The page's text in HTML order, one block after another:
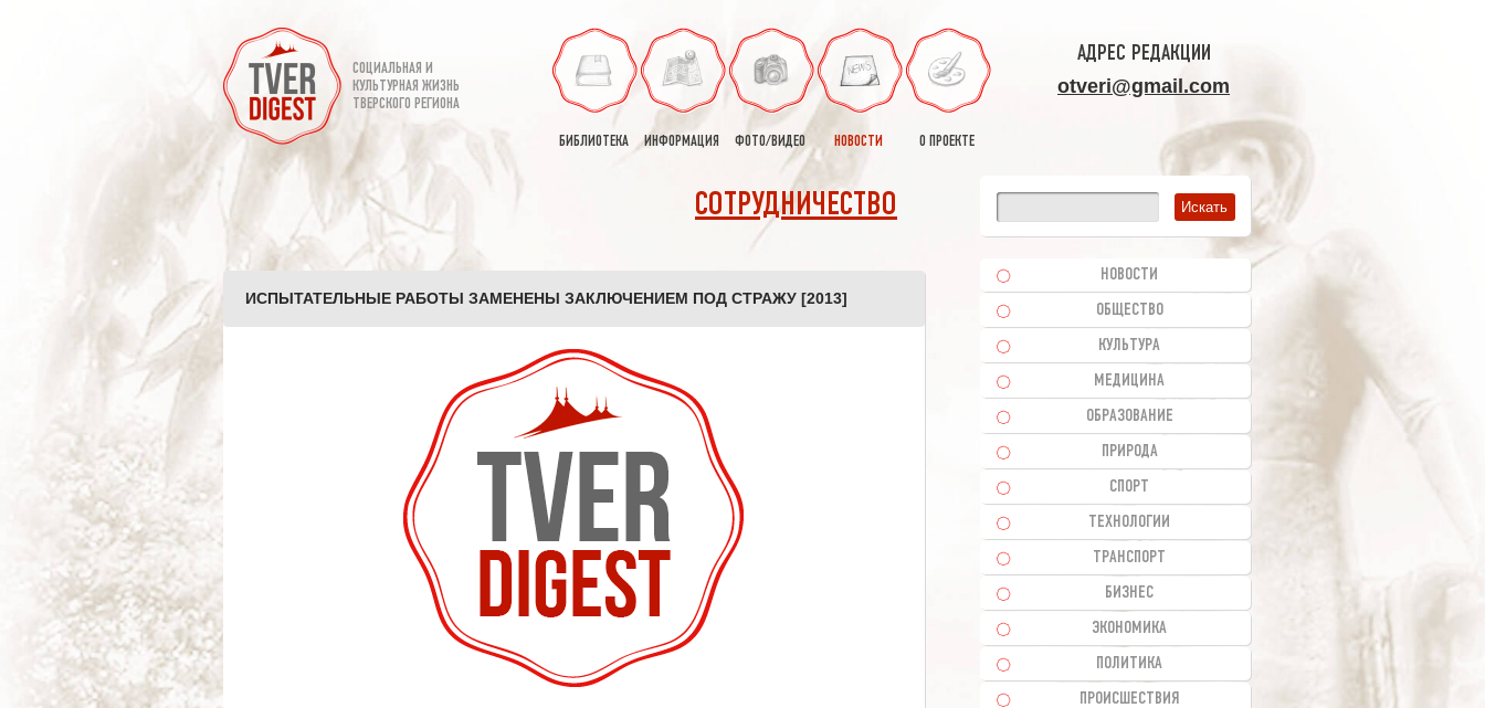
СОЦИАЛЬНАЯ И
КУЛЬТУРНАЯ ЖИЗНЬ
ТВЕРСКОГО РЕГИОНА
БИБЛИОТЕКА ИНФОРМАЦИЯ ФОТО/ВИДЕО НОВОСТИ О ПРОЕКТЕ
АДРЕС РЕДАКЦИИ
otveri@gmail.com
СОТРУДНИЧЕСТВО
ИСПЫТАТЕЛЬНЫЕ РАБОТЫ ЗАМЕНЕНЫ ЗАКЛЮЧЕНИЕМ ПОД СТРАЖУ [2013]
НОВОСТИ
ОБЩЕСТВО
КУЛЬТУРА
МЕДИЦИНА
ОБРАЗОВАНИЕ
ПРИРОДА
СПОРТ
ТЕХНОЛОГИИ
ТРАНСПОРТ
БИЗНЕС
ЭКОНОМИКА
ПОЛИТИКА
ПРОИСШЕСТВИЯ